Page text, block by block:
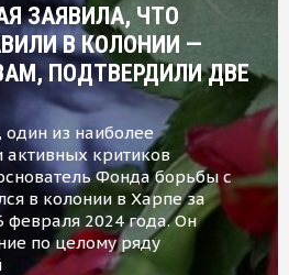
ЗАЯВИЛА, ЧТО
В КОЛОНИИ —
ПОДТВЕРДИЛИ ДВЕ
из наиболее
активных критиков
Фонда борьбы с
в колонии в Харпе за
2024 года. Он
по целому ряду